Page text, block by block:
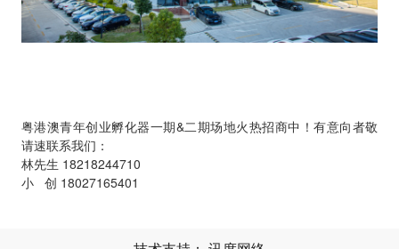
粤港澳青年创业孵化器一期&二期场地火热招商中！有意向者敬
请速联系我们：
林先生 18218244710
小 创 18027165401